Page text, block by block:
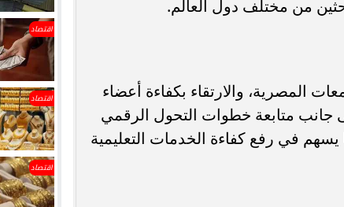
من مختلف دول العالم.
المصرية، والارتقاء بكفاءة أعضاء
جانب متابعة خطوات التحول الرقمي
في رفع كفاءة الخدمات التعليمية
اقتصاد
اقتصاد
اقتصاد